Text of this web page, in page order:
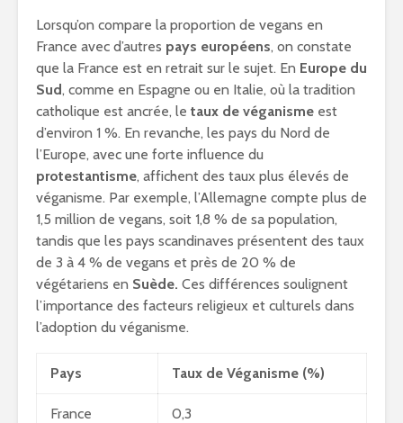
Lorsqu’on compare la proportion de vegans en
France avec d’autres pays européens, on constate
que la France est en retrait sur le sujet. En Europe du
Sud, comme en Espagne ou en Italie, où la tradition
catholique est ancrée, le taux de véganisme est
d’environ 1 %. En revanche, les pays du Nord de
l’Europe, avec une forte influence du
protestantisme, affichent des taux plus élevés de
véganisme. Par exemple, l’Allemagne compte plus de
1,5 million de vegans, soit 1,8 % de sa population,
tandis que les pays scandinaves présentent des taux
de 3 à 4 % de vegans et près de 20 % de
végétariens en Suède. Ces différences soulignent
l’importance des facteurs religieux et culturels dans
l’adoption du véganisme.
Pays Taux de Véganisme (%)
France 0,3